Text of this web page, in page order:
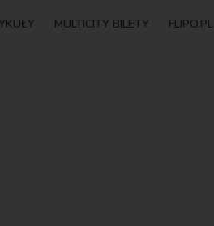
MULTICITY BILETY FLIPO.PL